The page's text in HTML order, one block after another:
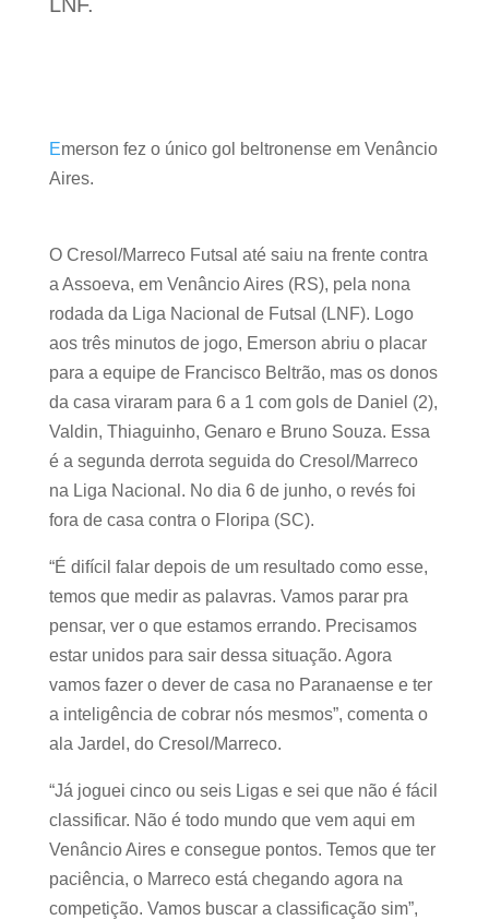
Emerson fez o único gol beltronense em Venâncio
Aires.
O Cresol/Marreco Futsal até saiu na frente contra
a Assoeva, em Venâncio Aires (RS), pela nona
rodada da Liga Nacional de Futsal (LNF). Logo
aos três minutos de jogo, Emerson abriu o placar
para a equipe de Francisco Beltrão, mas os donos
da casa viraram para 6 a 1 com gols de Daniel (2),
Valdin, Thiaguinho, Genaro e Bruno Souza. Essa
é a segunda derrota seguida do Cresol/Marreco
na Liga Nacional. No dia 6 de junho, o revés foi
fora de casa contra o Floripa (SC).
“É difícil falar depois de um resultado como esse,
temos que medir as palavras. Vamos parar pra
pensar, ver o que estamos errando. Precisamos
estar unidos para sair dessa situação. Agora
vamos fazer o dever de casa no Paranaense e ter
a inteligência de cobrar nós mesmos”, comenta o
ala Jardel, do Cresol/Marreco.
“Já joguei cinco ou seis Ligas e sei que não é fácil
classificar. Não é todo mundo que vem aqui em
Venâncio Aires e consegue pontos. Temos que ter
paciência, o Marreco está chegando agora na
competição. Vamos buscar a classificação sim”,